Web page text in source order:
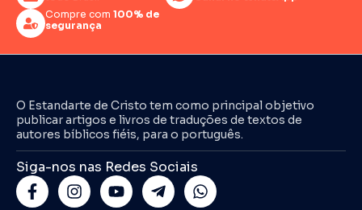
Compre com 100% de
segurança
O Estandarte de Cristo tem como principal objetivo
publicar artigos e livros de traduções de textos de
autores bíblicos fiéis, para o português.
Siga-nos nas Redes Sociais